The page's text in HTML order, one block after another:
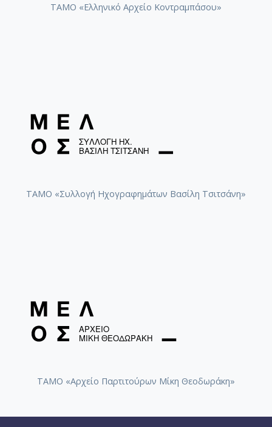
ΤΑΜΟ «Ελληνικό Αρχείο Κοντραμπάσου»
ΤΑΜΟ «Συλλογή Ηχογραφημάτων Βασίλη Τσιτσάνη»
ΤΑΜΟ «Αρχείο Παρτιτούρων Μίκη Θεοδωράκη»